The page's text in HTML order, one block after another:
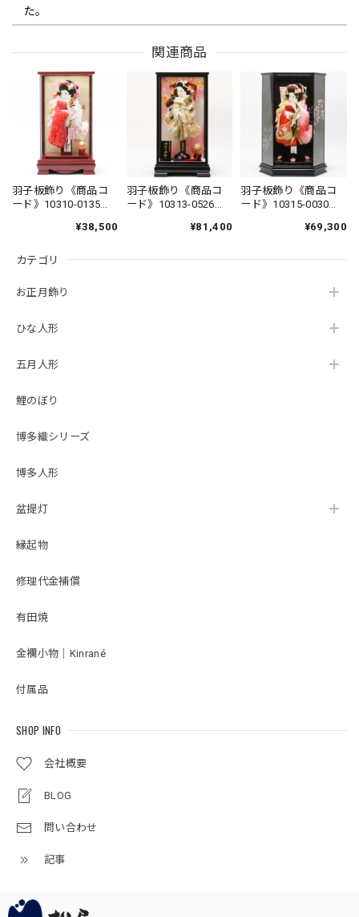
カテゴリ
お正月飾り
ひな人形
五月人形
鯉のぼり
博多織シリーズ
博多人形
盆提灯
縁起物
修理代金補償
有田焼
金襴小物｜Kinrané
付属品
SHOP INFO
会社概要
BLOG
問い合わせ
記事
た。
五月人形｜コンパクト｜おしゃれ｜モダン｜インテリア｜プレミアム｜こだわり｜木目込み｜おすすめ｜収納｜作家｜伝統工芸士《商品名》木目込みかぶと 博多織 夢筑紫【赤】【品番1656-2】柿沼東光作 芳精堂デザイン
博多織がなんとも美しく、上品な兜です。 また、コンパク
トなサイズなので、毎年飾りたくなりそうです。 素敵な兜に
出会えて良かったです。
雛人形｜ひな人形｜初節句｜コンパクト｜おしゃれ｜モダン｜インテリア｜プレミアム｜こだわり｜おすすめ｜組み木デザイナー｜小黒三郎｜組み木｜木製ひな人形 KH422 つぼみびな三段飾り（普通垂幕/黄）
つぼみ雛をさがしていました。 どこも売り切れの中、在庫
しく、娘もとても気に入っています。
ネットの写真を見て購入しましたが、実際に届いてみて想像
持ちになります。 コンパクトなお飾りを探していると人形
ていたのですが、松屋さんの雛人形はそういったこともなく
があってとても良かったです。 台座の屏風部分にはゴールド
こちらの台座にしてよかったと思います。
2026/02/14
たところ、子供たちが興味を持って触っていますが、アクリ
関連商品
羽子板飾り《商品コ
ード》10310-0135
10410-0129
ス アクリル 赤｜
｜おしゃれ｜モダン
｜コンパクト｜江戸
災｜邪気払い｜無患
¥38,500
羽子板飾り《商品コ
ード》10313-0526
帯-3 10413-1303
ス 桜華 13号｜初
¥81,400
羽子板飾り《商品コ
ード》10315-0030
松絞 10415-0115
号 泉｜初正月｜省
｜モダン｜コンパク
ト｜江戸押絵羽子板
¥69,300